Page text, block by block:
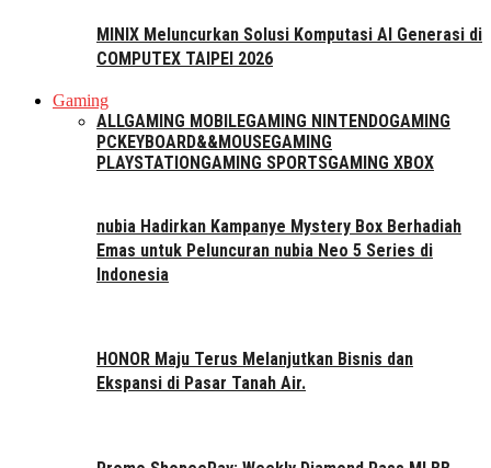
MINIX Meluncurkan Solusi Komputasi AI Generasi di
COMPUTEX TAIPEI 2026
Gaming
ALLGAMING MOBILEGAMING NINTENDOGAMING
PCKEYBOARD&&MOUSEGAMING
PLAYSTATIONGAMING SPORTSGAMING XBOX
nubia Hadirkan Kampanye Mystery Box Berhadiah
Emas untuk Peluncuran nubia Neo 5 Series di
Indonesia
HONOR Maju Terus Melanjutkan Bisnis dan
Ekspansi di Pasar Tanah Air.